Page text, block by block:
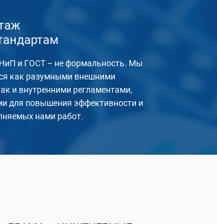
и ГОСТ – не формальность. Мы
как разумными внешними
и внутренними регламентами,
для повышения эффективности и
нами работ.